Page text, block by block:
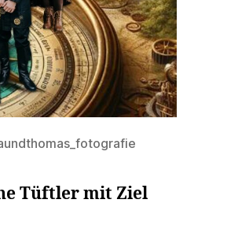
Tüftler mit Ziel